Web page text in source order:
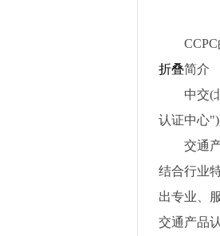
CCPC
折叠简介
中交(
认证中心")
交通
结合行业
出专业、
交通产品